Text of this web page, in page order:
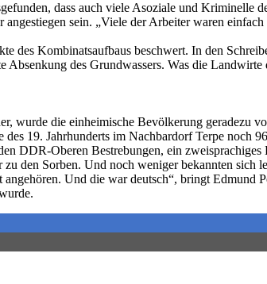
dass auch viele Asoziale und Kriminelle
sein. „Viele der Arbeiter waren
des Kombinatsaufbaus beschwert. In den
des Grundwassers. Was die Landwirte
wurde die einheimische Bevölkerung geradezu
19. Jahrhunderts im Nachbardorf Terpe noch
DDR-Oberen Bestrebungen, ein
den Sorben. Und noch weniger bekannten sich
Und die war deutsch“, bringt Edmund